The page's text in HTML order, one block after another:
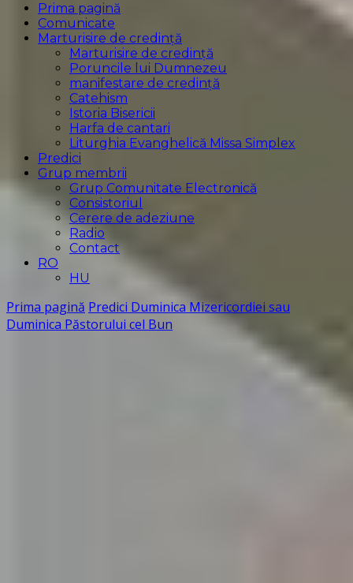
Prima pagină
Comunicate
Marturisire de credință
Marturisire de credință
Poruncile lui Dumnezeu
manifestare de credință
Catehism
Istoria Bisericii
Harfa de cantari
Liturghia Evanghelică Missa Simplex
Predici
Grup membrii
Grup Comunitate Electronică
Consistoriul
Cerere de adeziune
Radio
Contact
RO
HU
Prima pagină Predici Duminica Mizericordiei sau
Duminica Păstorului cel Bun